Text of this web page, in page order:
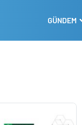
GÜNDEM